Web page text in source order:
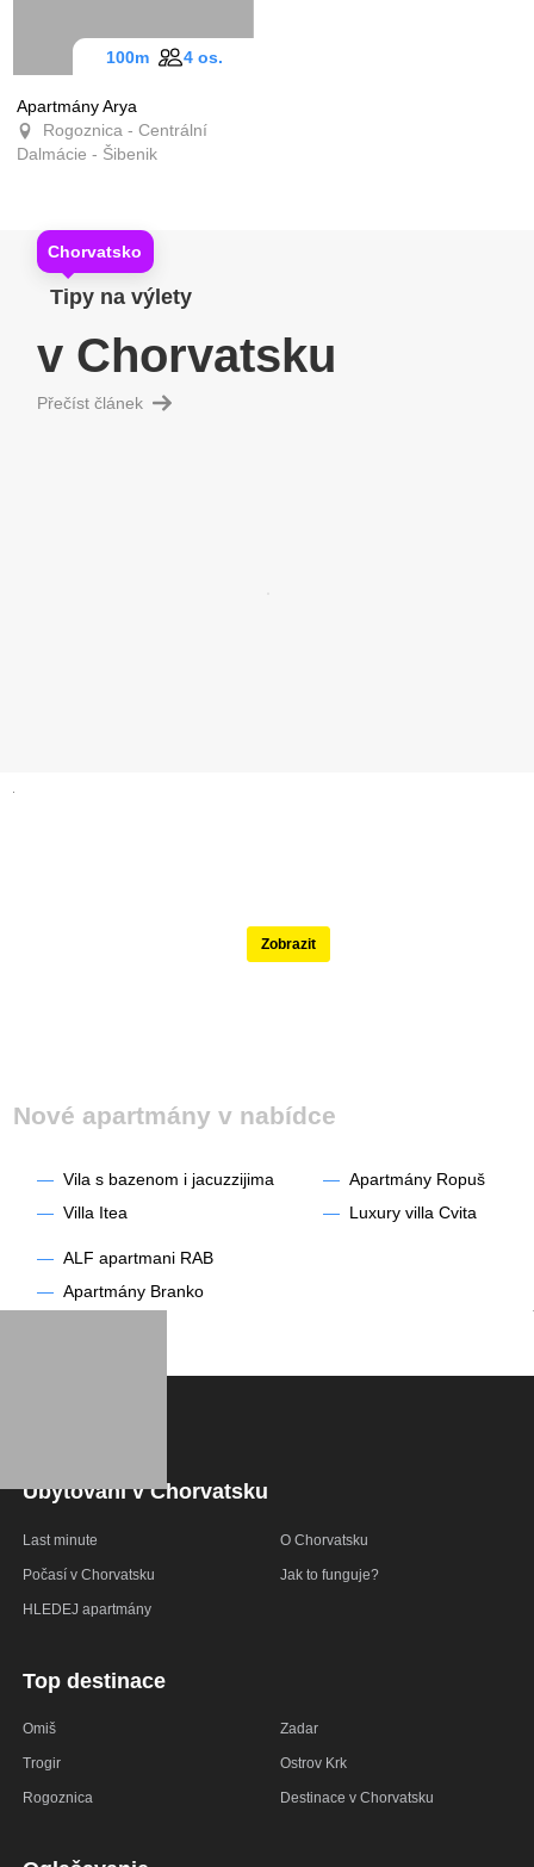
Apartmány Arya
Rogoznica - Centrální
Dalmácie - Šibenik
100m 4 os.
Chorvatsko
Tipy na výlety
v Chorvatsku
Přečíst článek
Zobrazit
Nové apartmány v nabídce
— Vila s bazenom i jacuzzijima
— Villa Itea
— Apartmány Ropuš
— Luxury villa Cvita
— ALF apartmani RAB
— Apartmány Branko
Ubytování v Chorvatsku
Last minute
Počasí v Chorvatsku
HLEDEJ apartmány
O Chorvatsku
Jak to funguje?
Top destinace
Omiš
Trogir
Rogoznica
Zadar
Ostrov Krk
Destinace v Chorvatsku